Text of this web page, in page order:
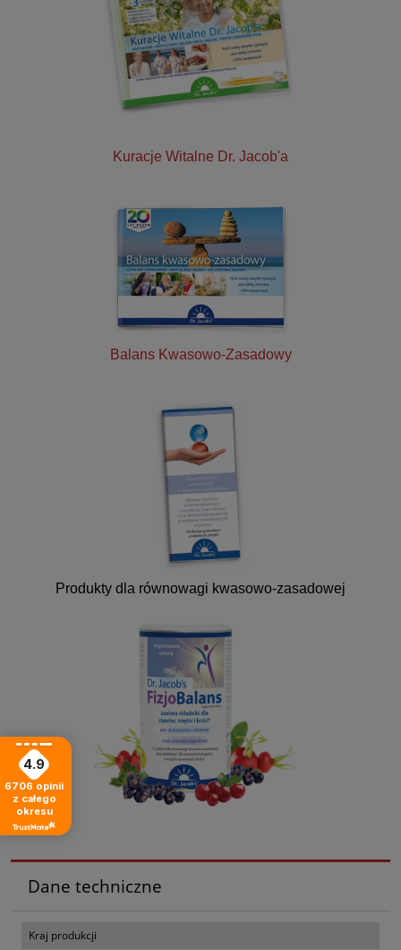
Kuracje Witalne Dr. Jacob'a
Balans Kwasowo-Zasadowy
Produkty dla równowagi kwasowo-zasadowej
Dane techniczne
Kraj produkcji
4.9
6706 opinii
z całego
okresu